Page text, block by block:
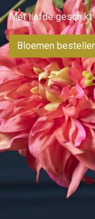
Met liefde geschikt
Bloemen